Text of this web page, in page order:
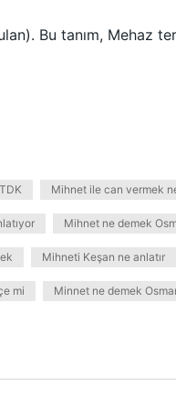
Bu tanım, Mehaz
Mihnet ile can vermek
Mihnet ne demek
Mihneti Keşan ne anlatır
mi Minnet ne demek